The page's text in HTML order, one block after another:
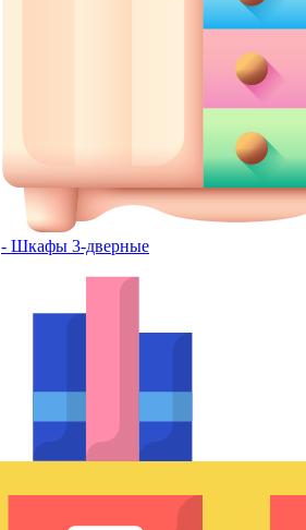
- Шкафы 3-дверные